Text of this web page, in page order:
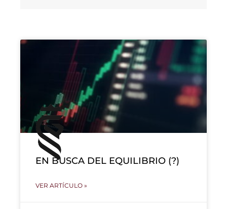
EN BUSCA DEL EQUILIBRIO (?)
VER ARTÍCULO »